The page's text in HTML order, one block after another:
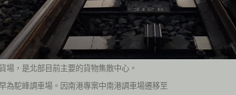
場，是北部目前主要的貨物集散中心。
為駝峰調車場。因南港專案中南港調車場遷移至